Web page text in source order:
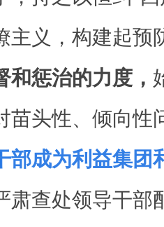
主义，构建起预
和惩治的力度，
苗头性、倾向性
部成为利益集团
肃查处领导干